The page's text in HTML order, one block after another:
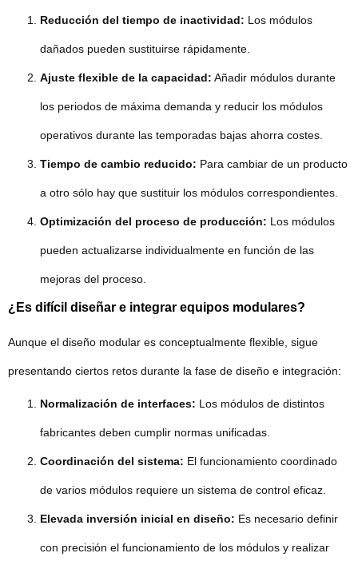
Reducción del tiempo de inactividad: Los módulos
dañados pueden sustituirse rápidamente.
Ajuste flexible de la capacidad: Añadir módulos durante
los periodos de máxima demanda y reducir los módulos
operativos durante las temporadas bajas ahorra costes.
Tiempo de cambio reducido: Para cambiar de un producto
a otro sólo hay que sustituir los módulos correspondientes.
Optimización del proceso de producción: Los módulos
pueden actualizarse individualmente en función de las
mejoras del proceso.
¿Es difícil diseñar e integrar equipos modulares?
Aunque el diseño modular es conceptualmente flexible, sigue
presentando ciertos retos durante la fase de diseño e integración:
Normalización de interfaces: Los módulos de distintos
fabricantes deben cumplir normas unificadas.
Coordinación del sistema: El funcionamiento coordinado
de varios módulos requiere un sistema de control eficaz.
Elevada inversión inicial en diseño: Es necesario definir
con precisión el funcionamiento de los módulos y realizar